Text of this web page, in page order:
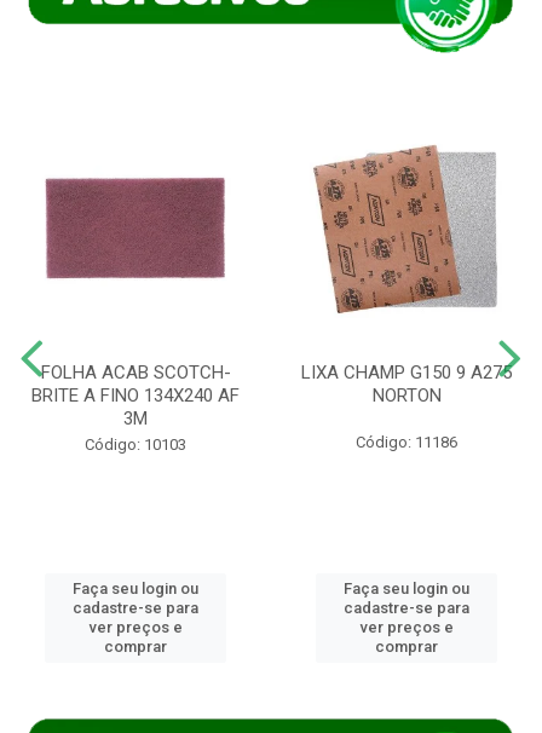
FOLHA ACAB SCOTCH-
BRITE A FINO 134X240 AF
3M
Código: 10103
Faça seu login ou
cadastre-se para
ver preços e
comprar
LIXA CHAMP G150 9 A275
NORTON
Código: 11186
Faça seu login ou
cadastre-se para
ver preços e
comprar